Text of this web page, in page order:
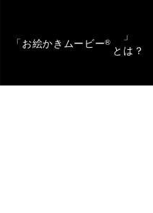
「お絵かきムービー®
」
とは？